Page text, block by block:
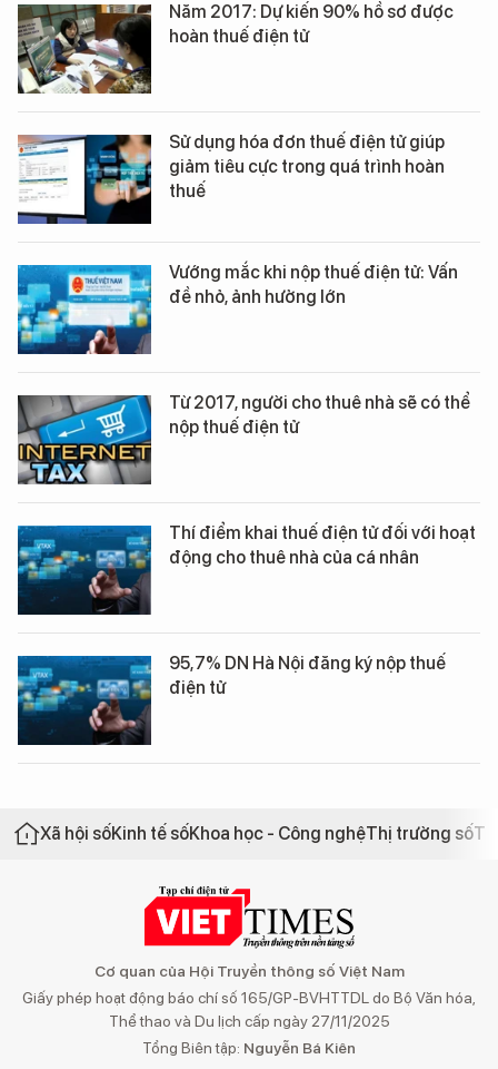
Năm 2017: Dự kiến 90% hồ sơ được
hoàn thuế điện tử
Sử dụng hóa đơn thuế điện tử giúp
giảm tiêu cực trong quá trình hoàn
thuế
Vướng mắc khi nộp thuế điện tử: Vấn
đề nhỏ, ảnh hưởng lớn
Từ 2017, người cho thuê nhà sẽ có thể
nộp thuế điện tử
Thí điểm khai thuế điện tử đối với hoạt
động cho thuê nhà của cá nhân
95,7% DN Hà Nội đăng ký nộp thuế
điện tử
Xã hội sốKinh tế sốKhoa học - Công nghệThị trường số
Cơ quan của Hội Truyền thông số Việt Nam
Giấy phép hoạt động báo chí số 165/GP-BVHTTDL do Bộ Văn hóa,
Thể thao và Du lịch cấp ngày 27/11/2025
Tổng Biên tập: Nguyễn Bá Kiên